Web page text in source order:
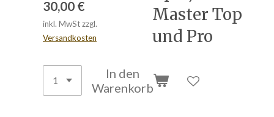
Master Top
und Pro
30,00 €
inkl. MwSt zzgl.
Versandkosten
In den
Warenkorb